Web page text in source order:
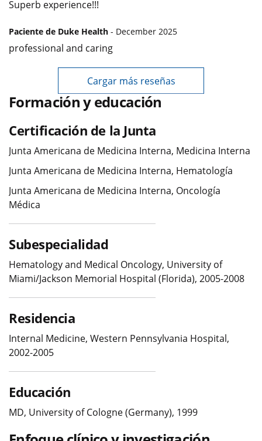
Superb experience!!!
Paciente de Duke Health - December 2025
professional and caring
Cargar más reseñas
Formación y educación
Certificación de la Junta
Junta Americana de Medicina Interna, Medicina Interna
Junta Americana de Medicina Interna, Hematología
Junta Americana de Medicina Interna, Oncología
Médica
Subespecialidad
Hematology and Medical Oncology, University of
Miami/Jackson Memorial Hospital (Florida), 2005-2008
Residencia
Internal Medicine, Western Pennsylvania Hospital,
2002-2005
Educación
MD, University of Cologne (Germany), 1999